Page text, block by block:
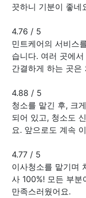
끗하니 기분이 좋네
4.76 / 5
민트케어의 서비스
습니다. 여러 곳에
간결하게 하는 곳은
4.88 / 5
청소를 맡긴 후, 크
되어 있고, 청소도
요. 앞으로도 계속
4.77 / 5
이사청소를 맡기며
사 100%! 모든 부
만족스러웠어요.